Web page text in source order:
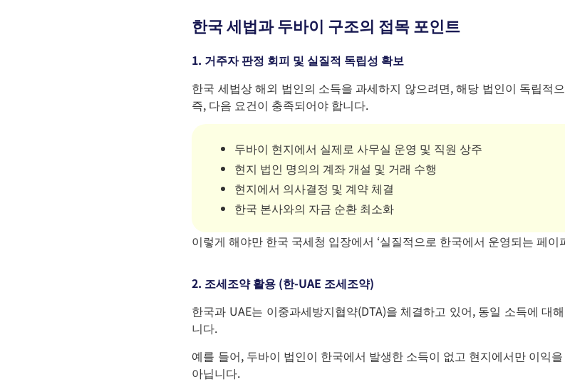
한국 세법과 두바이 구조의 접목 포인트
1. 거주자 판정 회피 및 실질적 독립성 확보
한국 세법상 해외 법인의 소득을 과세하지 않으려면, 해당 법인이 독립적
즉, 다음 요건이 충족되어야 합니다.
두바이 현지에서 실제로 사무실 운영 및 직원 상주
현지 법인 명의의 계좌 개설 및 거래 수행
현지에서 의사결정 및 계약 체결
한국 본사와의 자금 순환 최소화
이렇게 해야만 한국 국세청 입장에서 ‘실질적으로 한국에서 운영되는 페이
2. 조세조약 활용 (한-UAE 조세조약)
한국과 UAE는 이중과세방지협약(DTA)을 체결하고 있어, 동일 소득에 대
니다.
예를 들어, 두바이 법인이 한국에서 발생한 소득이 없고 현지에서만 이익
아닙니다.